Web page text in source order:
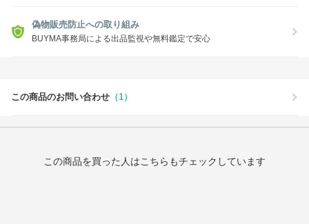
偽物販売防止への取り組み
BUYMA事務局による出品監視や無料鑑定で安心
この商品のお問い合わせ （1）
この商品を買った人はこちらもチェックしています